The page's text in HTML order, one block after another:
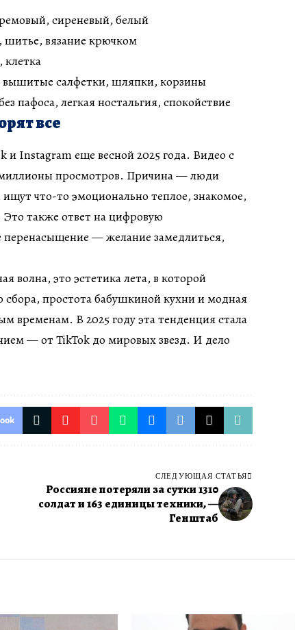
сиреневый, белый
вязание крючком
клетка
вышитые салфетки, шляпки, корзины
пафоса, легкая ностальгия, спокойствие
все
и Instagram еще весной 2025 года. Видео с
просмотров. Причина — люди
что-то эмоционально теплое, знакомое,
Это также ответ на цифровую
перенасыщение — желание замедлиться,
волна, это эстетика лета, в которой
простота бабушкиной кухни и модная
временам. В 2025 году эта тенденция стала
— от TikTok до мировых звезд. И дело
СЛЕДУЮЩАЯ СТАТЬЯ
Россияне потеряли за сутки 1310
солдат и 163 единицы техники, —
Генштаб